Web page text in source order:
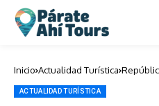
Inicio Actualidad Turística
ACTUALIDAD TURÍSTICA